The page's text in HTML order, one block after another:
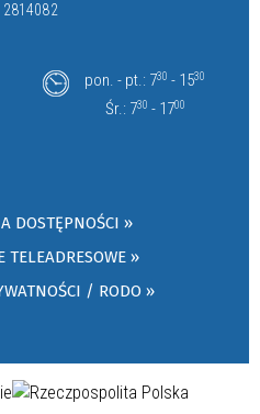
2814082
pon. - pt.: 730 - 1530
Śr.: 730 - 1700
DOSTĘPNOŚCI »
TELEADRESOWE »
/ RODO »